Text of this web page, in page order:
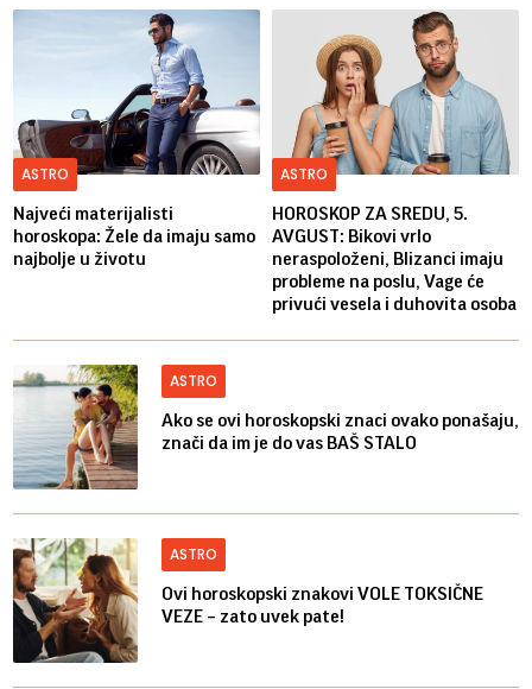
ASTRO
Najveći materijalisti
horoskopa: Žele da imaju samo
najbolje u životu
ASTRO
HOROSKOP ZA SREDU, 5.
AVGUST: Bikovi vrlo
neraspoloženi, Blizanci imaju
probleme na poslu, Vage će
privući vesela i duhovita osoba
ASTRO
Ako se ovi horoskopski znaci ovako ponašaju,
znači da im je do vas BAŠ STALO
ASTRO
Ovi horoskopski znakovi VOLE TOKSIČNE
VEZE – zato uvek pate!